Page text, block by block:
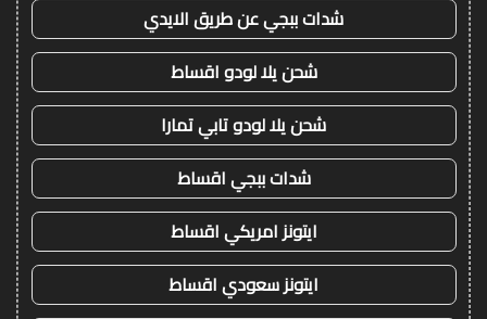
شدات ببجي عن طريق الايدي
شحن يلا لودو اقساط
شحن يلا لودو تابي تمارا
شدات ببجي اقساط
ايتونز امريكي اقساط
ايتونز سعودي اقساط